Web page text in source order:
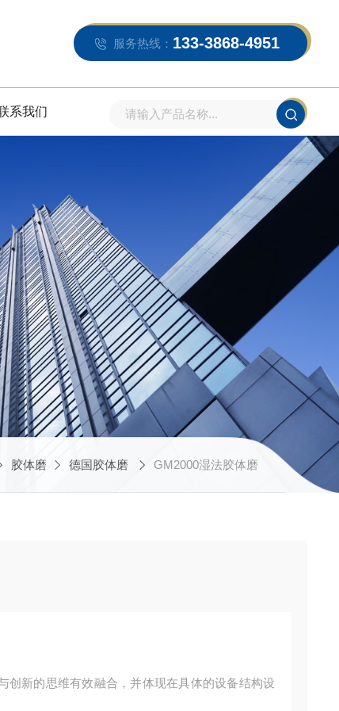
服务热线： 133-3868-4951
系我们
胶体磨 德国胶体磨 GM2000湿法胶体磨
创新的思维有效融合，并体现在具体的设备结构设